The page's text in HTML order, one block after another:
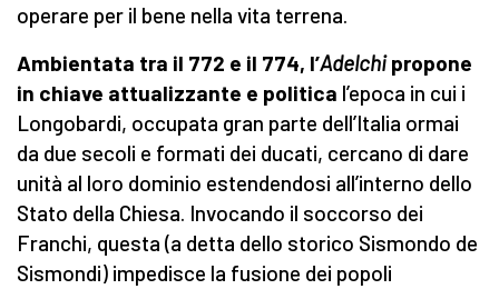
operare per il bene nella vita terrena.
Ambientata tra il 772 e il 774, l’Adelchipropone
in chiave attualizzante e politica l’epoca in cui i
Longobardi, occupata gran parte dell’Italia ormai
da due secoli e formati dei ducati, cercano di dare
unità al loro dominio estendendosi all’interno dello
Stato della Chiesa. Invocando il soccorso dei
Franchi, questa (a detta dello storico Sismondo de
Sismondi) impedisce la fusione dei popoli